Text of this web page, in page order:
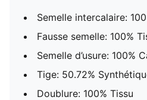
Semelle intercalaire:
Fausse semelle: 100%
Semelle d’usure: 100%
Tige: 50.72%
Doublure: 100% Tissu